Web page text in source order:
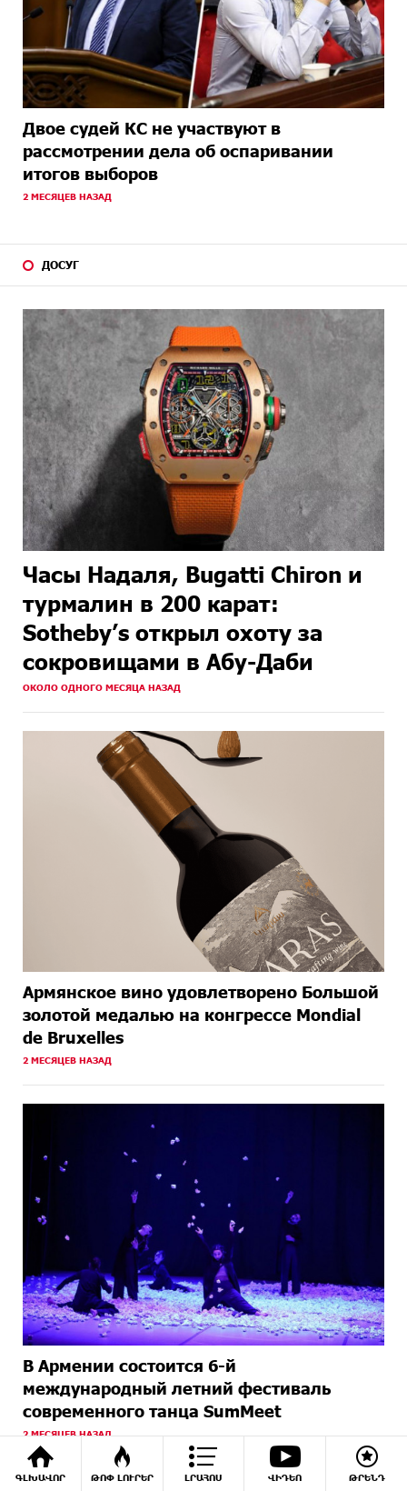
ԳԼԽԱՎՈՐ ԹՈՓ ԼՈՒՐԵՐ ԼՐԱՀՈՍ ՎԻԴԵՈ ԹՐԵՆԴ
Двое судей КС не участвуют в
рассмотрении дела об оспаривании
итогов выборов
2 МЕСЯЦЕВ НАЗАД
ДОСУГ
Часы Надаля, Bugatti Chiron и
турмалин в 200 карат:
Sotheby’s открыл охоту за
сокровищами в Абу-Даби
ОКОЛО ОДНОГО МЕСЯЦА НАЗАД
Армянское вино удовлетворено Большой
золотой медалью на конгрессе Mondial
de Bruxelles
2 МЕСЯЦЕВ НАЗАД
В Армении состоится 6-й
международный летний фестиваль
современного танца SumMeet
2 МЕСЯЦЕВ НАЗАД